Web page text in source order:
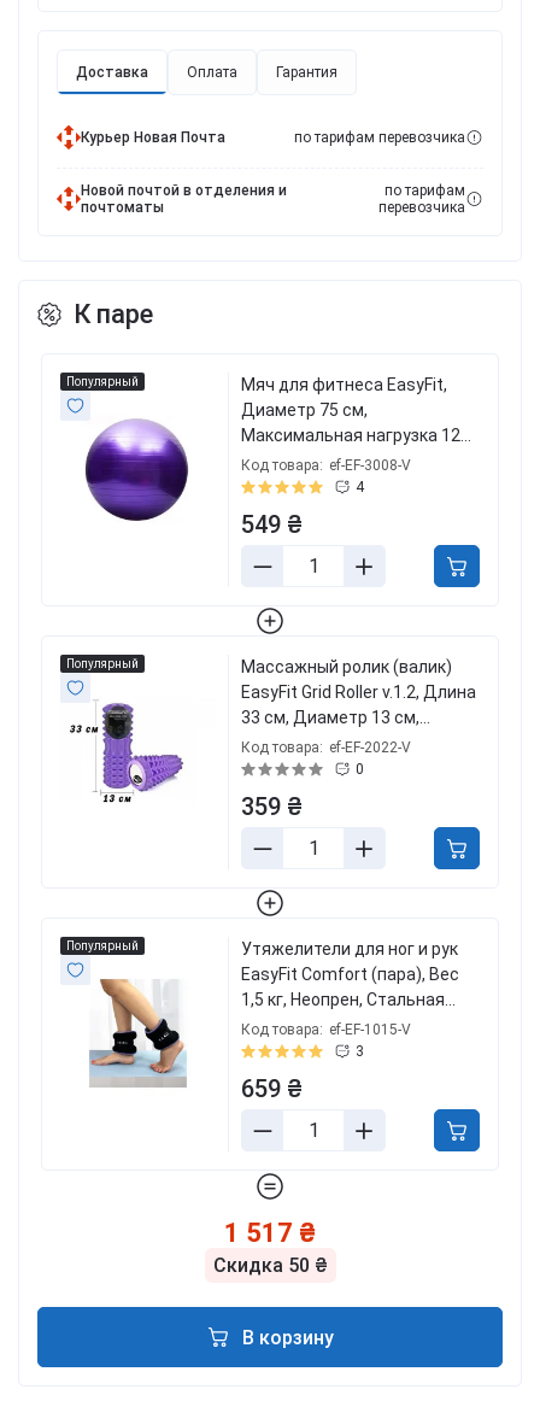
Доставка Оплата Гарантия
Курьер Новая Почта по тарифам перевозчика
Новой почтой в отделения и
почтоматы
по тарифам
перевозчика
К паре
Популярный
Мяч для фитнеса EasyFit,
Диаметр 75 см,
Максимальная нагрузка 120
кг, ПВХ, Фиолетовый
Код товара: ef-EF-3008-V
4
549 ₴
Популярный
Массажный ролик (валик)
EasyFit Grid Roller v.1.2, Длина
33 см, Диаметр 13 см,
Каркас из высокопрочного
пластика, Пена EVA с
массажной поверхностью,
для МФР, фитнеса, йоги и
реабилитации, Фиолетовый
Код товара: ef-EF-2022-V
0
359 ₴
Популярный
Утяжелители для ног и рук
EasyFit Comfort (пара), Вес
1,5 кг, Неопрен, Стальная
гранула, Черно-фиолетовый
Код товара: ef-EF-1015-V
3
659 ₴
1 517 ₴
Скидка 50 ₴
В корзину